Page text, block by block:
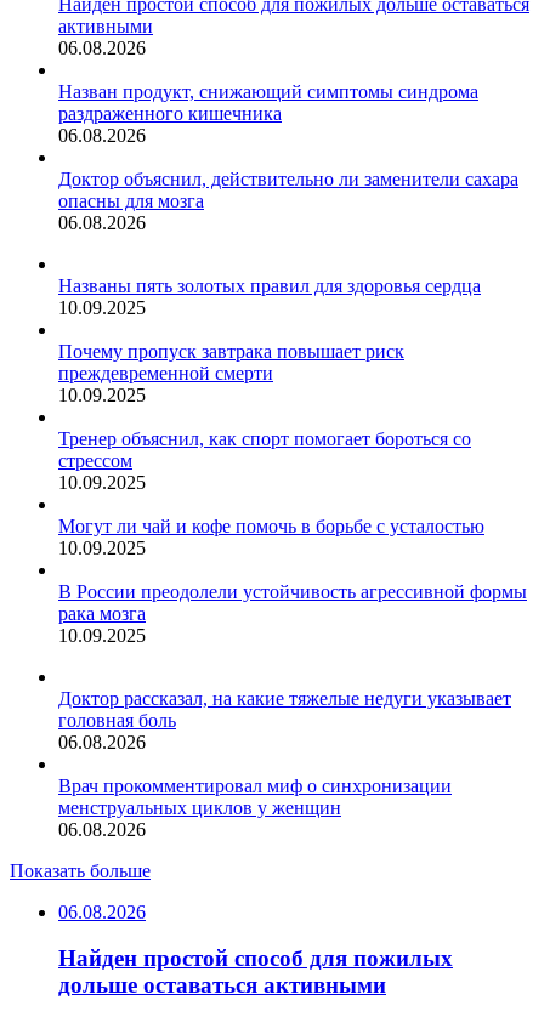
активными
06.08.2026
Назван продукт, снижающий симптомы синдрома
раздраженного кишечника
06.08.2026
Доктор объяснил, действительно ли заменители сахара
опасны для мозга
06.08.2026
Названы пять золотых правил для здоровья сердца
10.09.2025
Почему пропуск завтрака повышает риск
преждевременной смерти
10.09.2025
Тренер объяснил, как спорт помогает бороться со
стрессом
10.09.2025
Могут ли чай и кофе помочь в борьбе с усталостью
10.09.2025
В России преодолели устойчивость агрессивной формы
рака мозга
10.09.2025
Доктор рассказал, на какие тяжелые недуги указывает
головная боль
06.08.2026
Врач прокомментировал миф о синхронизации
менструальных циклов у женщин
06.08.2026
Показать больше
06.08.2026
Найден простой способ для пожилых
дольше оставаться активными